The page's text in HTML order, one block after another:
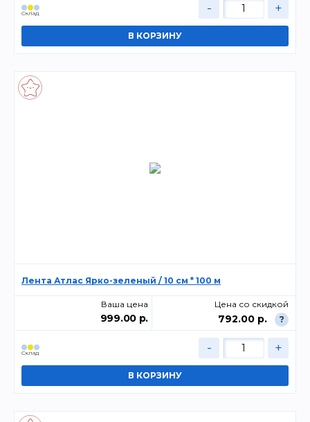
Склад - +
Лента Атлас Ярко-зеленый / 10 см * 100 м
Ваша цена
999.00 р.
Цена со скидкой
792.00 р. ?
Склад - +